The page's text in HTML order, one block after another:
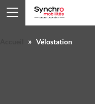
» Vélostation
Panneau de gestion des cookies